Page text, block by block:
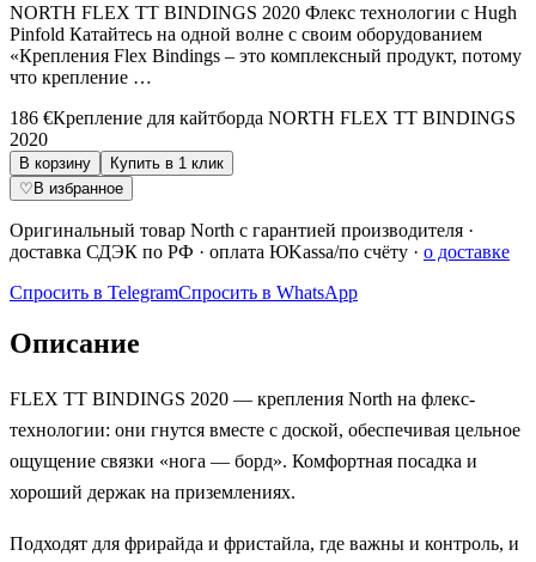
NORTH FLEX TT BINDINGS 2020 Флекс технологии с Hugh
Pinfold Катайтесь на одной волне с своим оборудованием
«Крепления Flex Bindings – это комплексный продукт, потому
что крепление …
186 €Крепление для кайтборда NORTH FLEX TT BINDINGS
2020
В корзину
Купить в 1 клик
♡ В избранное
Оригинальный товар North с гарантией производителя ·
доставка СДЭК по РФ · оплата ЮKassa/по счёту · о доставке
Спросить в TelegramСпросить в WhatsApp
Описание
FLEX TT BINDINGS 2020 — крепления North на флекс-
технологии: они гнутся вместе с доской, обеспечивая цельное
ощущение связки «нога — борд». Комфортная посадка и
хороший держак на приземлениях.
Подходят для фрирайда и фристайла, где важны и контроль, и